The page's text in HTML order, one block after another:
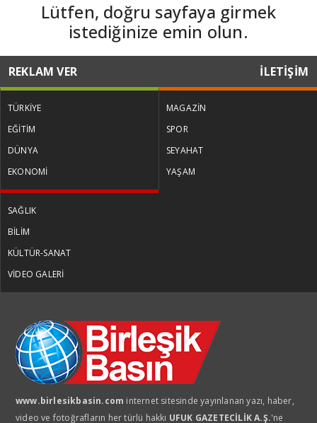
Lütfen, doğru sayfaya girmek
istediğinize emin olun.
REKLAM VER İLETİŞİM
TÜRKİYE
EĞİTİM
DÜNYA
EKONOMİ
MAGAZİN
SPOR
SEYAHAT
YAŞAM
SAĞLIK
BİLİM
KÜLTÜR-SANAT
VİDEO GALERİ
www.birlesikbasin.com internet sitesinde yayınlanan yazı, haber,
video ve fotoğrafların her türlü hakkı UFUK GAZETECİLİK A.Ş.'ne